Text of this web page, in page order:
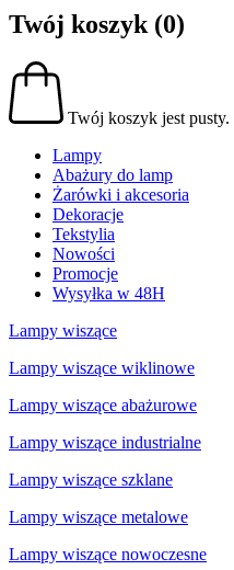
Twój koszyk (0)
Twój koszyk jest pusty.
Lampy
Abażury do lamp
Żarówki i akcesoria
Dekoracje
Tekstylia
Nowości
Promocje
Wysyłka w 48H
Lampy wiszące
Lampy wiszące wiklinowe
Lampy wiszące abażurowe
Lampy wiszące industrialne
Lampy wiszące szklane
Lampy wiszące metalowe
Lampy wiszące nowoczesne